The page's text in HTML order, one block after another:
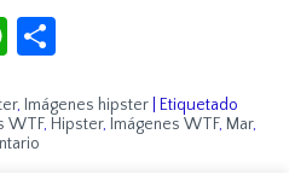
WhatsApp
, Imágenes hipster
Etiquetado
WTF, Hipster, Imágenes WTF, Mar,